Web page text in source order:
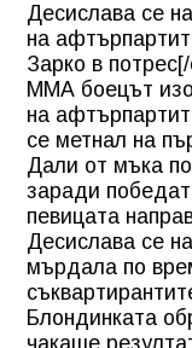
Десислава се
на
Зарко в
ММА боецът
на
се метнал на
Дали от мъка
заради
певицата
Десислава се
мърдала по
Блондинката